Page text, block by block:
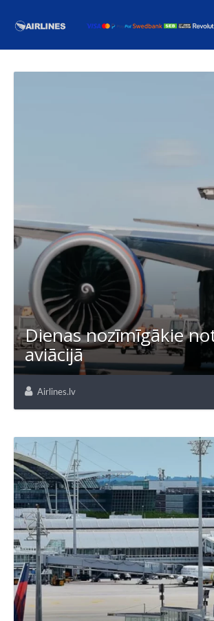
Dienas nozīmīgākie
aviācijā
Airlines.lv